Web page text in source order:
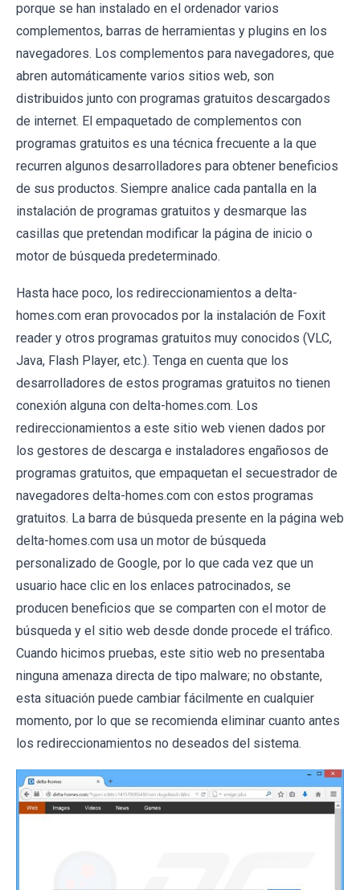
porque se han instalado en el ordenador varios
complementos, barras de herramientas y plugins en los
navegadores. Los complementos para navegadores, que
abren automáticamente varios sitios web, son
distribuidos junto con programas gratuitos descargados
de internet. El empaquetado de complementos con
programas gratuitos es una técnica frecuente a la que
recurren algunos desarrolladores para obtener beneficios
de sus productos. Siempre analice cada pantalla en la
instalación de programas gratuitos y desmarque las
casillas que pretendan modificar la página de inicio o
motor de búsqueda predeterminado.
Hasta hace poco, los redireccionamientos a delta-
homes.com eran provocados por la instalación de Foxit
reader y otros programas gratuitos muy conocidos (VLC,
Java, Flash Player, etc.). Tenga en cuenta que los
desarrolladores de estos programas gratuitos no tienen
conexión alguna con delta-homes.com. Los
redireccionamientos a este sitio web vienen dados por
los gestores de descarga e instaladores engañosos de
programas gratuitos, que empaquetan el secuestrador de
navegadores delta-homes.com con estos programas
gratuitos. La barra de búsqueda presente en la página web
delta-homes.com usa un motor de búsqueda
personalizado de Google, por lo que cada vez que un
usuario hace clic en los enlaces patrocinados, se
producen beneficios que se comparten con el motor de
búsqueda y el sitio web desde donde procede el tráfico.
Cuando hicimos pruebas, este sitio web no presentaba
ninguna amenaza directa de tipo malware; no obstante,
esta situación puede cambiar fácilmente en cualquier
momento, por lo que se recomienda eliminar cuanto antes
los redireccionamientos no deseados del sistema.